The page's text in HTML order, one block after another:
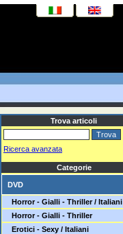
Trova articoli
Ricerca avanzata
Categorie
DVD
Horror - Gialli - Thriller / Italiani
Horror - Gialli - Thriller
Erotici - Sexy / Italiani